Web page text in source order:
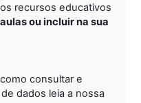
recursos educativos
ou incluir na sua
consultar e
dados leia a nossa